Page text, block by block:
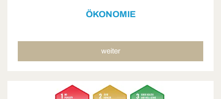
ÖKONOMIE
weiter